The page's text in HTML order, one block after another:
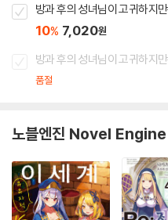
방과 후의 성녀님이 고귀하지
10% 7,020원
방과 후의 성녀님이 고귀하지
품절
노블엔진 Novel Engine